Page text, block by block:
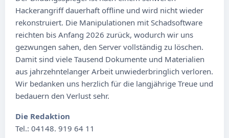
Hackerangriff dauerhaft offline und wird nicht wieder
rekonstruiert. Die Manipulationen mit Schadsoftware
reichten bis Anfang 2026 zurück, wodurch wir uns
gezwungen sahen, den Server vollständig zu löschen.
Damit sind viele Tausend Dokumente und Materialien
aus jahrzehntelanger Arbeit unwiederbringlich verloren.
Wir bedanken uns herzlich für die langjährige Treue und
bedauern den Verlust sehr.
Die Redaktion
Tel.: 04148. 919 64 11